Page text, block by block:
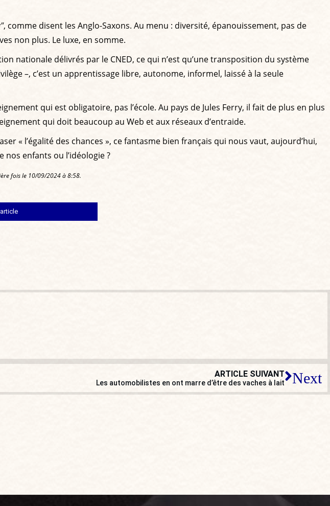
, comme disent les Anglo-Saxons. Au menu : diversité, épanouissement, pas de
non plus. Le luxe, en somme.
nationale délivrés par le CNED, ce qui n’est qu’une transposition du système
–, c’est un apprentissage libre, autonome, informel, laissé à la seule
qui est obligatoire, pas l’école. Au pays de Jules Ferry, il fait de plus en plus
qui doit beaucoup au Web et aux réseaux d’entraide.
« l’égalité des chances », ce fantasme bien français qui nous vaut, aujourd’hui,
nos enfants ou l’idéologie ?
fois le 10/09/2024 à 8:58.
ARTICLE SUIVANT
Les automobilistes en ont marre d’être des vaches à lait Next